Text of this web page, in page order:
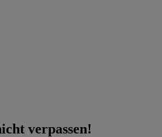
verpassen!